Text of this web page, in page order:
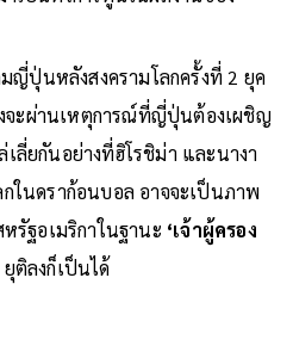
ญี่ปุ่นหลังสงครามโลกครั้งที่ 2 ยุค
จะผ่านเหตุการณ์ที่ญี่ปุ่นต้องเผชิญ
เลี่ยกันอย่างที่ฮิโรชิม่า และนางา
กในดราก้อนบอล อาจจะเป็นภาพ
รัฐอเมริกาในฐานะ ‘เจ้าผู้ครอง
ยุติลงก็เป็นได้